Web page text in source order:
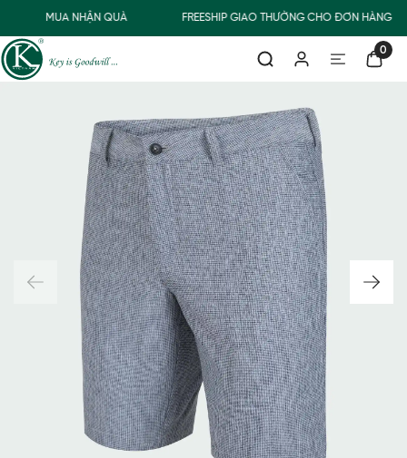
MUA NHẬN QUÀ FREESHIP GIAO THƯỜNG CHO ĐƠN HÀNG
0